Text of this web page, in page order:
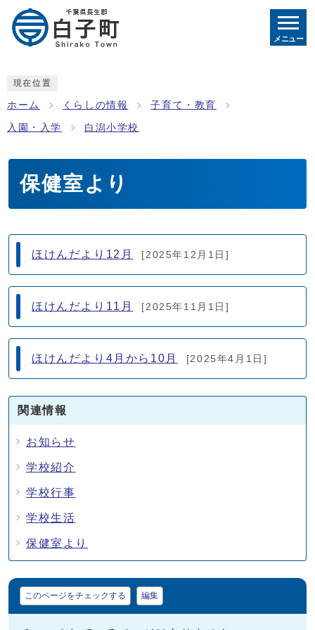
メニュー
現在位置
ホーム くらしの情報 子育て・教育
入園・入学 白潟小学校
保健室より
メインメニュー
ほけんだより12月 [2025年12月1日]
ほけんだより11月 [2025年11月1日]
ほけんだより4月から10月 [2025年4月1日]
関連情報
お知らせ
学校紹介
学校行事
学校生活
保健室より
マイページ
このページをチェックする 編集